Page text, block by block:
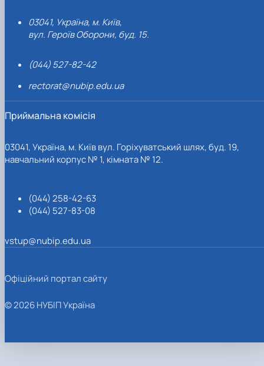
03041, Україна, м. Київ,
вул. Героїв Оборони, буд. 15.
(044) 527-82-42
rectorat@nubip.edu.ua
Приймальна комісія
03041, Україна, м. Київ вул. Горіхуватський шлях, буд. 19,
навчальний корпус № 1, кімната № 12.
(044) 258-42-63
(044) 527-83-08
vstup@nubip.edu.ua
Офіційний портал сайту
© 2026 НУБІП Україна